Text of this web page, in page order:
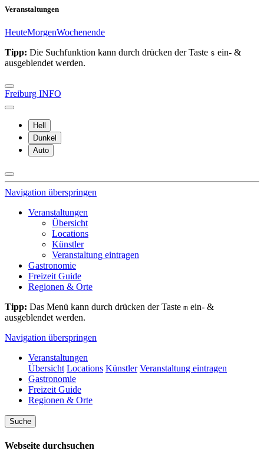
Veranstaltungen
HeuteMorgenWochenende
Tipp: Die Suchfunktion kann durch drücken der Taste s ein- &
ausgeblendet werden.
Freiburg INFO
Hell
Dunkel
Auto
Navigation überspringen
Veranstaltungen
Übersicht
Locations
Künstler
Veranstaltung eintragen
Gastronomie
Freizeit Guide
Regionen & Orte
Tipp: Das Menü kann durch drücken der Taste m ein- &
ausgeblendet werden.
Navigation überspringen
Veranstaltungen
Übersicht Locations Künstler Veranstaltung eintragen
Gastronomie
Freizeit Guide
Regionen & Orte
Suche
Webseite durchsuchen